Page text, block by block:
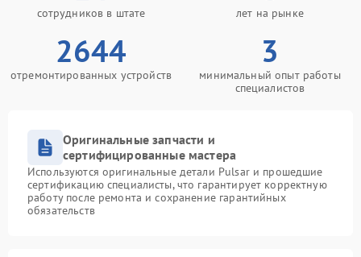
сотрудников в штате лет на рынке
2644
отремонтированных устройств
3
минимальный опыт работы
специалистов
Оригинальные запчасти и
сертифицированные мастера
Используются оригинальные детали Pulsar и прошедшие
сертификацию специалисты, что гарантирует корректную
работу после ремонта и сохранение гарантийных
обязательств